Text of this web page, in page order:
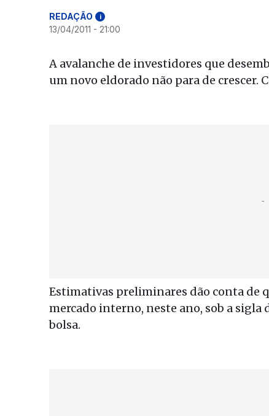
REDAÇÃO i
13/04/2011 - 21:00
A avalanche de investidores que
um novo eldorado não para de crescer.
Estimativas preliminares dão conta de
mercado interno, neste ano, sob a
bolsa.